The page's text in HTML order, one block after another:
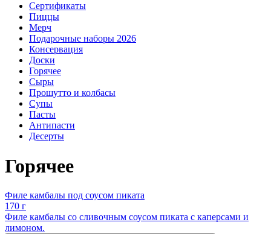
Сертификаты
Пиццы
Мерч
Подарочные наборы 2026
Консервация
Доски
Горячее
Сыры
Прошутто и колбасы
Супы
Пасты
Антипасти
Десерты
Горячее
Филе камбалы под соусом пиката
170 г
Филе камбалы со сливочным соусом пиката с каперсами и
лимоном.